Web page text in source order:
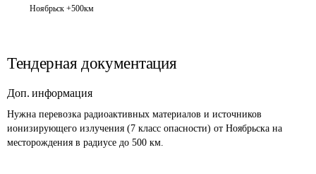
Ноябрьск +500км
Тендерная документация
Доп. информация
Нужна перевозка радиоактивных материалов и источников
ионизирующего излучения (7 класс опасности) от Ноябрьска на
месторождения в радиусе до 500 км.